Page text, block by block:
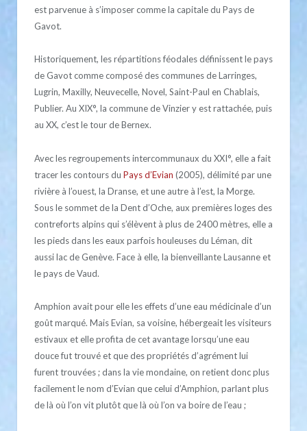
est parvenue à s’imposer comme la capitale du Pays de
Gavot.
Historiquement, les répartitions féodales définissent le pays
de Gavot comme composé des communes de Larringes,
Lugrin, Maxilly, Neuvecelle, Novel, Saint-Paul en Chablais,
Publier. Au XIX°, la commune de Vinzier y est rattachée, puis
au XX, c’est le tour de Bernex.
Avec les regroupements intercommunaux du XXI°, elle a fait
tracer les contours du Pays d’Evian (2005), délimité par une
rivière à l’ouest, la Dranse, et une autre à l’est, la Morge.
Sous le sommet de la Dent d’Oche, aux premières loges des
contreforts alpins qui s’élèvent à plus de 2400 mètres, elle a
les pieds dans les eaux parfois houleuses du Léman, dit
aussi lac de Genève. Face à elle, la bienveillante Lausanne et
le pays de Vaud.
Amphion avait pour elle les effets d’une eau médicinale d’un
goût marqué. Mais Evian, sa voisine, hébergeait les visiteurs
estivaux et elle profita de cet avantage lorsqu’une eau
douce fut trouvé et que des propriétés d’agrément lui
furent trouvées ; dans la vie mondaine, on retient donc plus
facilement le nom d’Evian que celui d’Amphion, parlant plus
de là où l’on vit plutôt que là où l’on va boire de l’eau ;